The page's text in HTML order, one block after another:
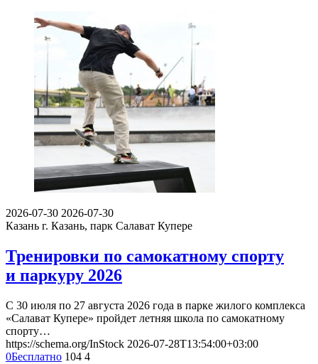
2026-07-30 2026-07-30
Казань г. Казань, парк Салават Купере
Тренировки по самокатному спорту
и паркуру 2026
С 30 июля по 27 августа 2026 года в парке жилого комплекса
«Салават Купере» пройдет летняя школа по самокатному
спорту…
https://schema.org/InStock 2026-07-28T13:54:00+03:00
0Бесплатно 104 4